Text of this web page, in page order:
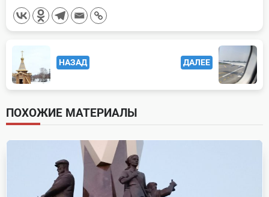
<span
class="nav-
subtitle
screen-
reader-
text">Page</span>
НАЗАД ДАЛЕЕ
ПОХОЖИЕ МАТЕРИАЛЫ